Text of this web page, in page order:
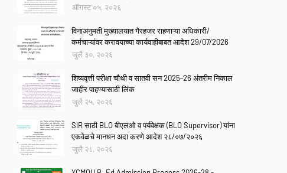
ऑगस्ट ०५, २०२६
विनाअनुमती मुख्यालयात गैरहजर राहणाऱ्या अधिकारी/
कर्मचाऱ्यांवर करावयाच्या कार्यवाहीबाबत आदेश 29/07/2026
जुलै ३०, २०२६
शिष्यवृत्ती परीक्षा चौथी व सातवी सन 2025-26 अंतरीम निकाल
जाहीर पाहण्यासाठी लिंक
जुलै २५, २०२६
SIR साठी BLO बीएलओ व पर्यवेक्षक (BLO Supervisor) यांना
एकवेळचे मानधन अदा करणे आदेश २८/०७/२०२६
जुलै २८, २०२६